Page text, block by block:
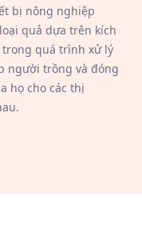
bị nông nghiệp
quả dựa trên kích
quá trình xử lý
người trồng và đóng
họ cho các thị